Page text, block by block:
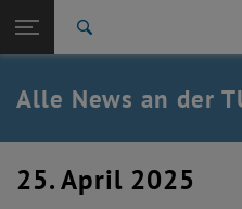
TU Login
Quicklinks
Quicklinks-Menü umschalten
Studium
Karriere
Zurück: Subseiten von TU Wien
Zurück zur letzten Ebene:
TU Wien Startseite
Alle News an der
25. April 2025